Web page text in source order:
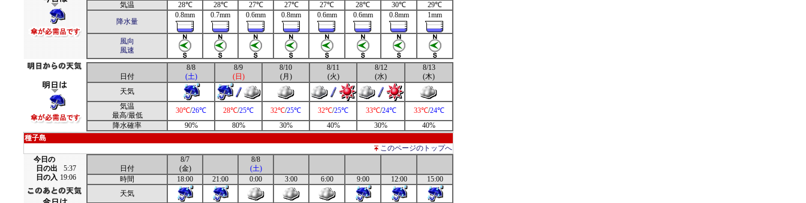
気温
28℃ 28℃ 27℃ 27℃ 27℃ 28℃ 30℃
29℃
降水量
0.8mm 0.7mm 0.6mm 0.8mm 0.6mm 0.6mm 0.8mm 1mm
風向
風速
日付
8/8
(土)
8/9
(日)
8/10
(月)
8/11
(火)
8/12
(水)
8/13
(木)
天気
気温
最高/最低
30℃/26℃ 28℃/25℃ 32℃/25℃ 32℃/25℃ 33℃/24℃ 33℃/24℃
降水確率
90% 80% 30% 40% 30%
40%
種子島
このページのトップへ
今日の
日の出
5:37
日の入 19:06
日付
8/7
(金)
8/8
(土)
時間
18:00 21:00 0:00 3:00 6:00 9:00 12:00
15:00
天気